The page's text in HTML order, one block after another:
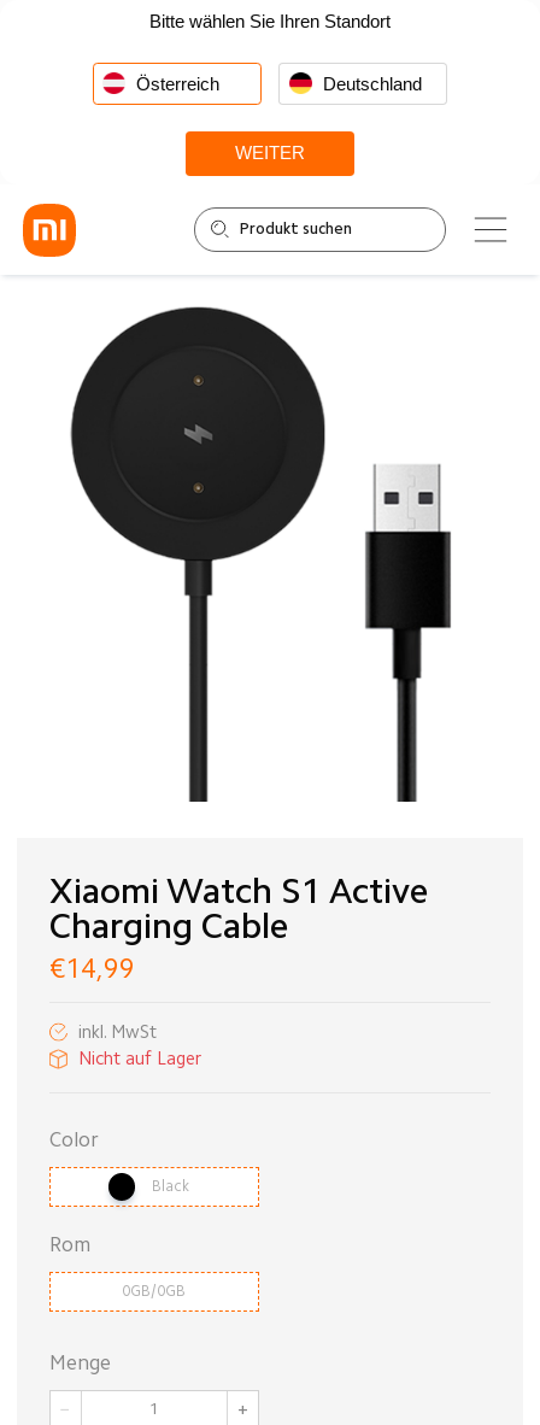
Bitte wählen Sie Ihren Standort
Österreich Deutschland
WEITER
Xiaomi Watch S1 Active
Charging Cable
€14,99
inkl. MwSt
Nicht auf Lager
Color
Black
Rom
0GB/0GB
Menge
− +